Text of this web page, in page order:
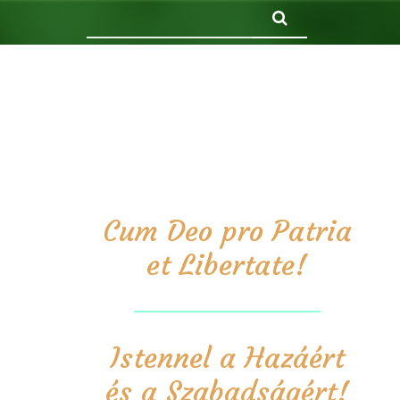
Cum Deo pro Patria
et Libertate!
Istennel a Hazáért
és a Szabadságért!